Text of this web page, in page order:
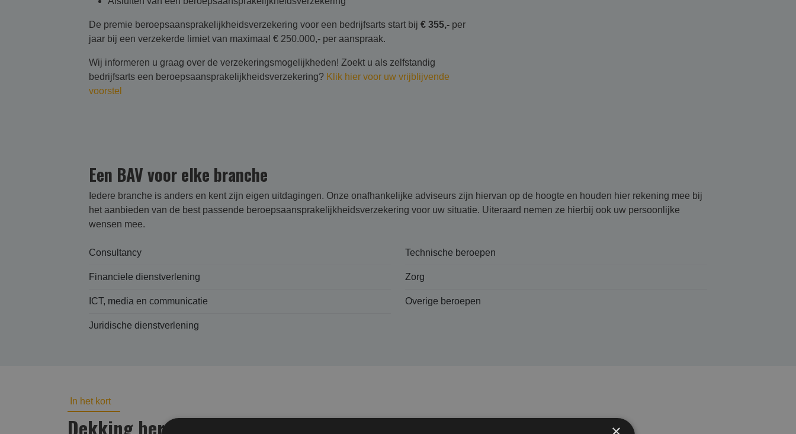
De premie beroepsaansprakelijkheidsverzekering voor een bedrijfsarts start bij € 355,- per
jaar bij een verzekerde limiet van maximaal € 250.000,- per aanspraak.
Wij informeren u graag over de verzekeringsmogelijkheden! Zoekt u als zelfstandig
bedrijfsarts een beroepsaansprakelijkheidsverzekering? Klik hier voor uw vrijblijvende
voorstel
Een BAV voor elke branche
Iedere branche is anders en kent zijn eigen uitdagingen. Onze onafhankelijke adviseurs zijn hiervan op de hoogte en houden hier rekening mee bij
het aanbieden van de best passende beroepsaansprakelijk­heids­verzekering voor uw situatie. Uiteraard nemen ze hierbij ook uw persoonlijke
wensen mee.
Consultancy
Financiele dienstverlening
ICT, media en communicatie
Juridische dienstverlening
Technische beroepen
Zorg
Overige beroepen
In het kort
Dekking beroepsaansprakelijk­heids­verzekering